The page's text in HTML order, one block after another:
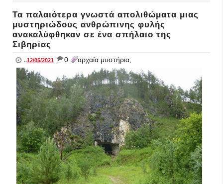
Τα παλαιότερα γνωστά απολιθώματα μιας
μυστηριώδους ανθρώπινης φυλής
ανακαλύφθηκαν σε ένα σπήλαιο της
Σιβηρίας
..12/05/2021 _ 0 αρχαία μυστήρια,